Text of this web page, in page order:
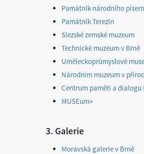
Památník národního
Památník Terezín
Slezské zemské muzeum
Technické muzeum v Brně
Uměleckoprůmyslové
Národním muzeum v
Centrum paměti a dialogu
MUSEum+
3. Galerie
Moravská galerie v Brně